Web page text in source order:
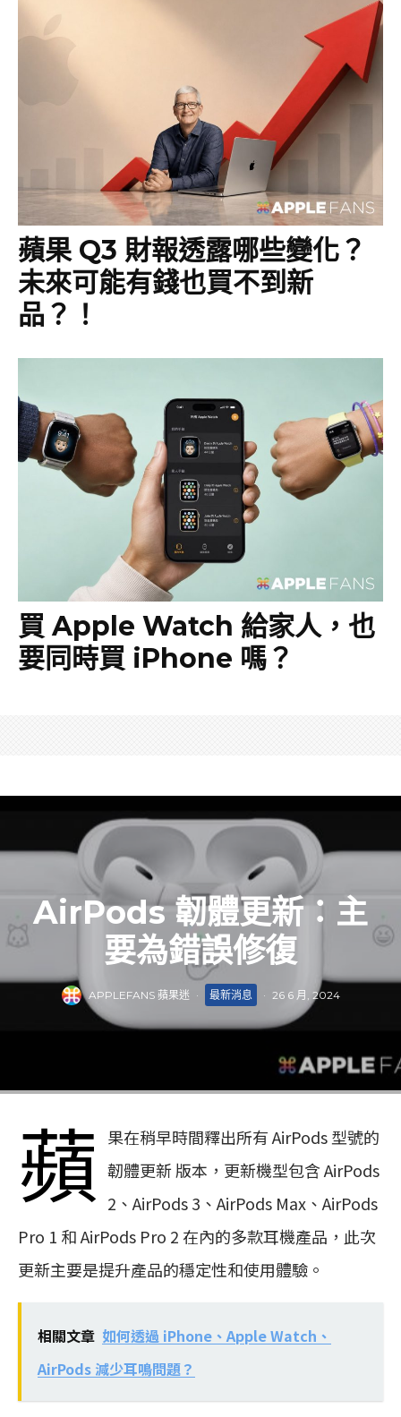
蘋果 Q3 財報透露哪些變化？
未來可能有錢也買不到新
品？！
買 Apple Watch 給家人，也
要同時買 iPhone 嗎？
AirPods 韌體更新：主
要為錯誤修復
APPLEFANS 蘋果迷 · 最新消息 · 26 6 月, 2024
蘋
果在稍早時間釋出所有 AirPods 型號的
韌體更新 版本，更新機型包含 AirPods
2、AirPods 3、AirPods Max、AirPods
Pro 1 和 AirPods Pro 2 在內的多款耳機產品，此次
更新主要是提升產品的穩定性和使用體驗。
相關文章 如何透過 iPhone、Apple Watch、
AirPods 減少耳鳴問題？